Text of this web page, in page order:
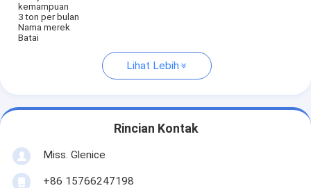
kemampuan
3 ton per bulan
Nama merek
Batai
Lihat Lebih
Rincian Kontak
Miss. Glenice
+86 15766247198